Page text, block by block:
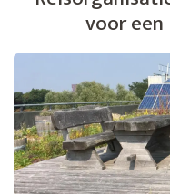
voor